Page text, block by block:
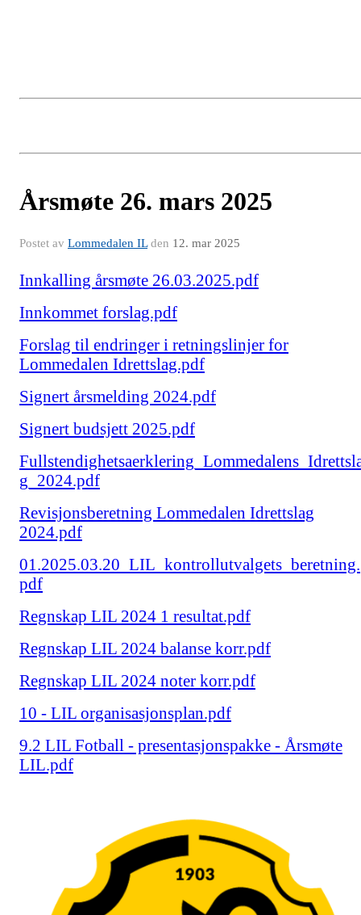
Årsmøte 26. mars 2025
Postet av Lommedalen ILden 12. mar 2025
Innkalling årsmøte 26.03.2025.pdf
Innkommet forslag.pdf
Forslag til endringer i retningslinjer for
Lommedalen Idrettslag.pdf
Signert årsmelding 2024.pdf
Signert budsjett 2025.pdf
g_2024.pdf
Revisjonsberetning Lommedalen Idrettslag
2024.pdf
01.2025.03.20_LIL_kontrollutvalgets_beretning.
pdf
Regnskap LIL 2024 1 resultat.pdf
Regnskap LIL 2024 balanse korr.pdf
Regnskap LIL 2024 noter korr.pdf
10 - LIL organisasjonsplan.pdf
9.2 LIL Fotball - presentasjonspakke - Årsmøte
LIL.pdf